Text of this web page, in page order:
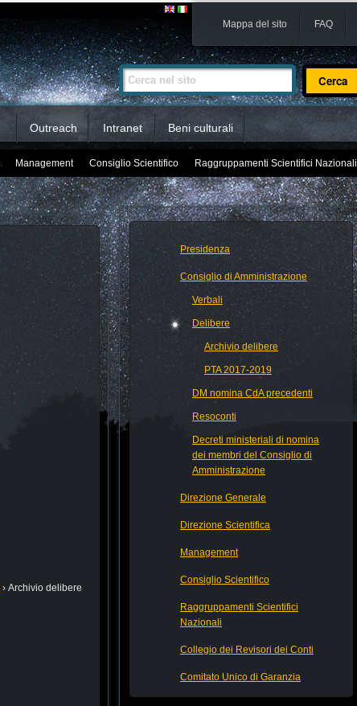
Mappa del sito FAQ
Cerca nel sito
Ricerca
avanzata…
Outreach Intranet Beni culturali
Management Consiglio Scientifico Raggruppamenti Scientifici Nazionali
› Archivio delibere
Presidenza
Consiglio di Amministrazione
Verbali
Delibere
Archivio delibere
PTA 2017-2019
DM nomina CdA precedenti
Resoconti
Decreti ministeriali di nomina
dei membri del Consiglio di
Amministrazione
Direzione Generale
Direzione Scientifica
Management
Consiglio Scientifico
Raggruppamenti Scientifici
Nazionali
Collegio dei Revisori dei Conti
Comitato Unico di Garanzia